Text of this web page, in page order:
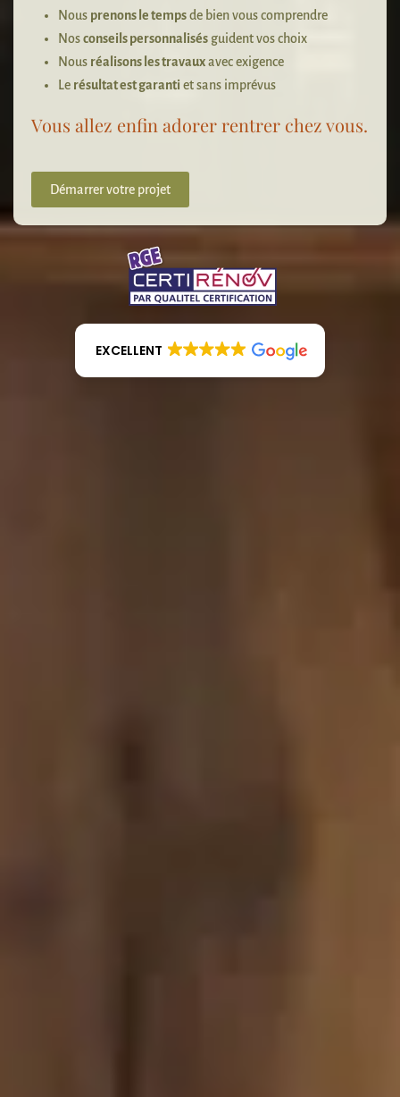
Nous prenons le tempsde bien vous comprendre
Nosconseils personnalisés guident vos choix
Nous réalisons les travauxavec exigence
Le résultat est garanti et sans imprévus
Vous allez enfin adorer rentrer chez vous.
Démarrer votre projet
EXCELLENT